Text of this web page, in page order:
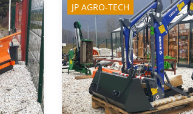
JP AGRO-TECH